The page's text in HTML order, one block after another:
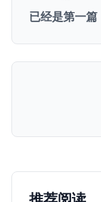
已经是第一篇